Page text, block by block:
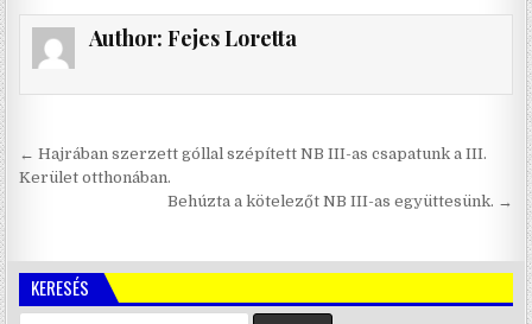
Author: Fejes Loretta
Bejegyzés
navigáció
← Hajrában szerzett góllal szépített NB III-as csapatunk a III.
Kerület otthonában.
Behúzta a kötelezőt NB III-as együttesünk. →
KERESÉS